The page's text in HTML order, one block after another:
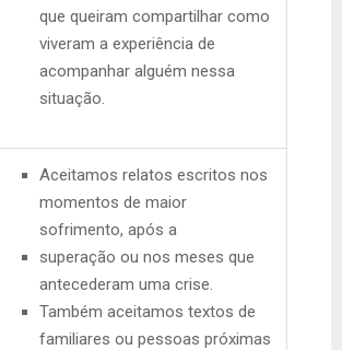
que queiram compartilhar como
viveram a experiência de
acompanhar alguém nessa
situação.
Aceitamos relatos escritos nos
momentos de maior
sofrimento, após a
superação ou nos meses que
antecederam uma crise.
Também aceitamos textos de
familiares ou pessoas próximas